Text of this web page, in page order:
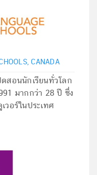
CANADA
ดสอนนักเรียนทั่วโลก
มากกว่า 28 ปี ซึ่ง
วอร์ในประเทศ